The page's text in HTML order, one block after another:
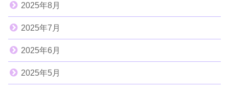
2025年8月
2025年7月
2025年6月
2025年5月